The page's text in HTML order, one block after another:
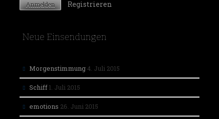
Registrieren
Neue Einsendungen
Morgenstimmung 4. Juli 2015
Schiff1. Juli 2015
emotions 26. Juni 2015